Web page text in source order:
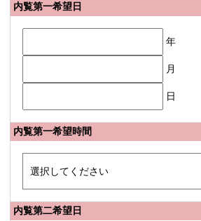
内覧第一希望日
年
月
日
内覧第一希望時間
内覧第二希望日